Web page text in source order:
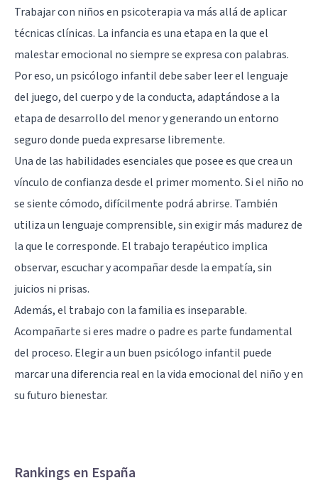
Trabajar con niños en psicoterapia va más allá de aplicar
técnicas clínicas. La infancia es una etapa en la que el
malestar emocional no siempre se expresa con palabras.
Por eso, un psicólogo infantil debe saber leer el lenguaje
del juego, del cuerpo y de la conducta, adaptándose a la
etapa de desarrollo del menor y generando un entorno
seguro donde pueda expresarse libremente.
Una de las habilidades esenciales que posee es que crea un
vínculo de confianza desde el primer momento. Si el niño no
se siente cómodo, difícilmente podrá abrirse. También
utiliza un lenguaje comprensible, sin exigir más madurez de
la que le corresponde. El trabajo terapéutico implica
observar, escuchar y acompañar desde la empatía, sin
juicios ni prisas.
Además, el trabajo con la familia es inseparable.
Acompañarte si eres madre o padre es parte fundamental
del proceso. Elegir a un buen psicólogo infantil puede
marcar una diferencia real en la vida emocional del niño y en
su futuro bienestar.
Rankings en España